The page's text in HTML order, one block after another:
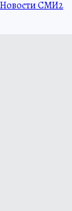
Новости СМИ2